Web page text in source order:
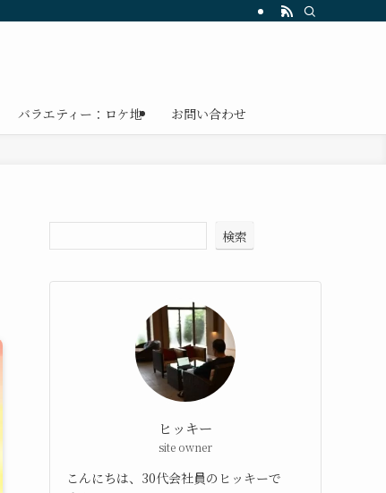
バラエティー：ロケ地 お問い合わせ
検索
ヒッキー
site owner
こんにちは、30代会社員のヒッキーで